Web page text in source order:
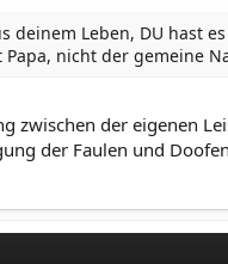
deinem Leben, DU hast
nicht der gemeine
zwischen der eigenen
der Faulen und